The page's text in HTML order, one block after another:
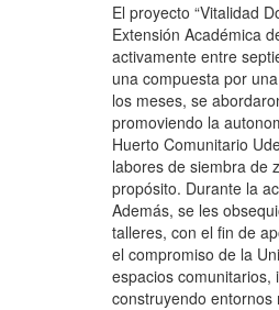
El proyecto “Vitalidad
Extensión Académica
activamente entre
una compuesta por
los meses, se
promoviendo la
Huerto Comunitario
labores de siembra de
propósito. Durante la
Además, se les
talleres, con el fin de
el compromiso de la
espacios
construyendo entornos